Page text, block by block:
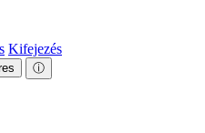
Kifejezés
ⓘ